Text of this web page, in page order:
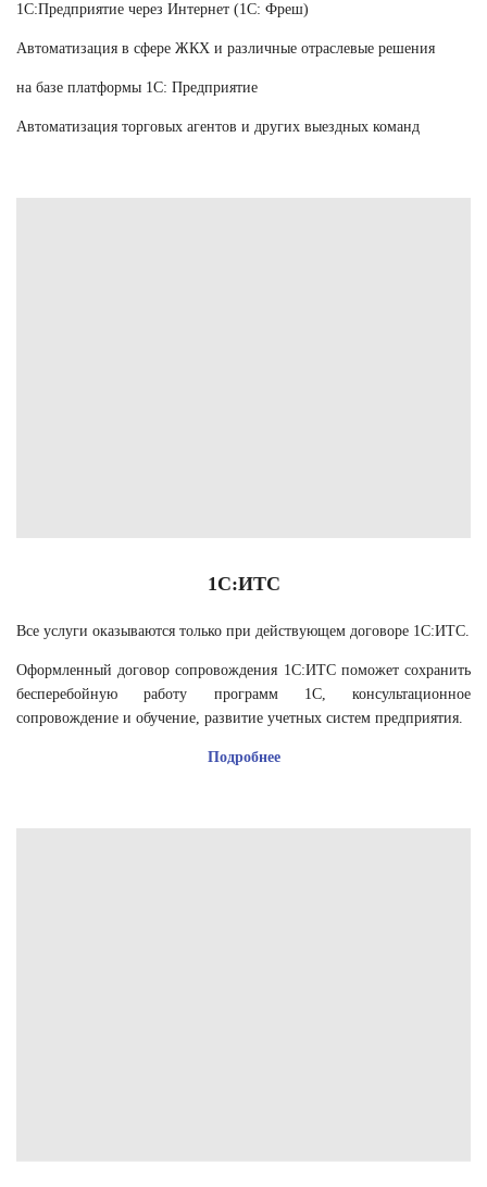
1С:Предприятие через Интернет (1С: Фреш)
Автоматизация в сфере ЖКХ и различные отраслевые решения
на базе платформы 1С: Предприятие
Автоматизация торговых агентов и других выездных команд
1С:ИТС
Все услуги оказываются только при действующем договоре 1С:ИТС.
Оформленный договор сопровождения 1С:ИТС поможет сохранить
бесперебойную работу программ 1С, консультационное
сопровождение и обучение, развитие учетных систем предприятия.
Подробнее